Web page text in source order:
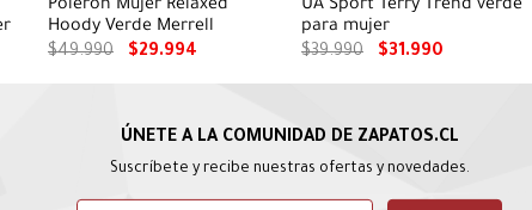
Poleron Mujer Relaxed
Hoody Verde Merrell
$49.990 $29.994
UA Sport Terry Trend verde
para mujer
$39.990 $31.990
Suscríbete y recibe nuestras ofertas y novedades.